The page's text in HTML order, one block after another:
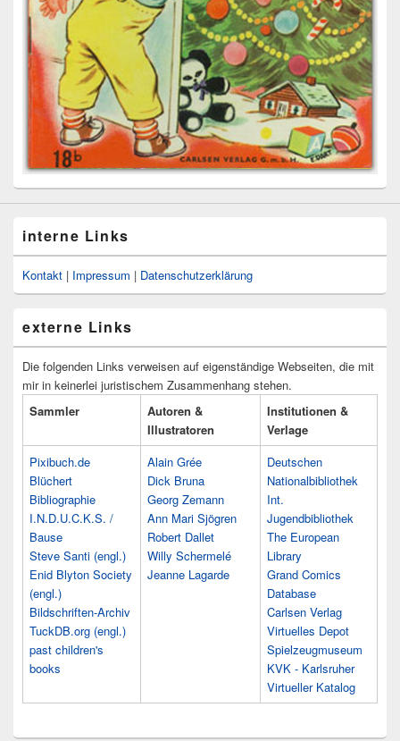
interne Links
Kontakt | Impressum | Datenschutzerklärung
externe Links
Die folgenden Links verweisen auf eigenständige Webseiten, die mit
mir in keinerlei juristischem Zusammenhang stehen.
Sammler
Autoren &
Illustratoren
Institutionen &
Verlage
Pixibuch.de
Blüchert
Bibliographie
I.N.D.U.C.K.S. /
Bause
Steve Santi (engl.)
Enid Blyton Society
(engl.)
Bildschriften-Archiv
TuckDB.org (engl.)
past children's
books
Alain Grée
Dick Bruna
Georg Zemann
Ann Mari Sjögren
Robert Dallet
Willy Schermelé
Jeanne Lagarde
Deutschen
Nationalbibliothek
Int.
Jugendbibliothek
The European
Library
Grand Comics
Database
Carlsen Verlag
Virtuelles Depot
Spielzeugmuseum
KVK - Karlsruher
Virtueller Katalog